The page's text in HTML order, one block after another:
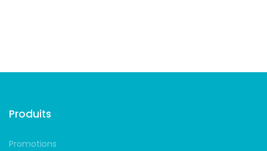
Produits
Promotions